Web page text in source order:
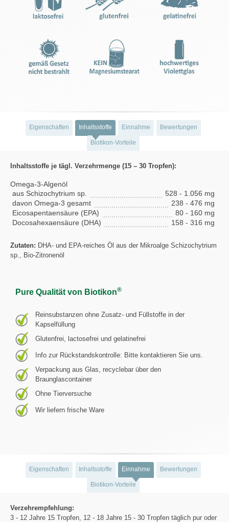
Eigenschaften Inhaltsstoffe Einnahme Bewertungen
Biotikon-Vorteile
Inhaltsstoffe je tägl. Verzehrmenge (15 – 30 Tropfen):
Omega-3-Algenöl
aus Schizochytrium sp.
528 - 1.056 mg
davon Omega-3 gesamt
238 - 476 mg
Eicosapentaensäure (EPA)
80 - 160 mg
Docosahexaensäure (DHA)
158 - 316 mg
Zutaten: DHA- und EPA-reiches Öl aus der Mikroalge Schizochytrium
sp., Bio-Zitronenöl
Pure Qualität von Biotikon®
Reinsubstanzen ohne Zusatz- und Füllstoffe in der
Kapselfüllung
Glutenfrei, lactosefrei und gelatinefrei
Info zur Rückstandskontrolle: Bitte kontaktieren Sie uns.
Verpackung aus Glas, recyclebar über den
Braunglascontainer
Ohne Tierversuche
Wir liefern frische Ware
Eigenschaften Inhaltsstoffe Einnahme Bewertungen
Biotikon-Vorteile
Verzehrempfehlung:
3 - 12 Jahre 15 Tropfen, 12 - 18 Jahre 15 - 30 Tropfen täglich pur oder